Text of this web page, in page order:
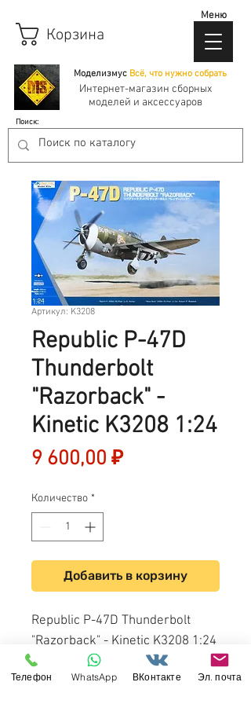
Моделизмус Всё, что нужно собрать
Корзина
Интернет-магазин сборных
моделей и аксессуаров
Поиск:
Меню
Артикул: K3208
Republic P-47D
Thunderbolt
"Razorback" -
Kinetic K3208 1:24
9 600,00 ₽Цена
Количество *
Добавить в корзину
Republic P-47D Thunderbolt
"Razorback" - Kinetic K3208 1:24
| modelismus
Телефон WhatsApp ВКонтакте Эл. почта